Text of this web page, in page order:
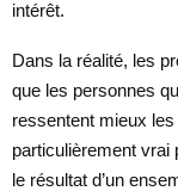
intérêt.
Dans la réalité, les
que les personnes
ressentent mieux
particulièrement vrai
le résultat d’un